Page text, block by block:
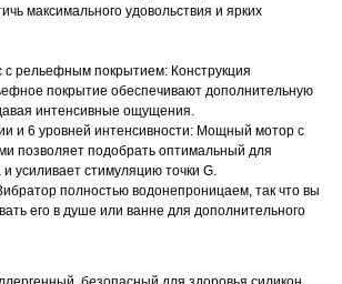
максимального удовольствия и ярких
с рельефным покрытием: Конструкция
покрытие обеспечивают дополнительную
интенсивные ощущения.
и 6 уровней интенсивности: Мощный мотор с
позволяет подобрать оптимальный для
усиливает стимуляцию точки G.
полностью водонепроницаем, так что вы
его в душе или ванне для дополнительного